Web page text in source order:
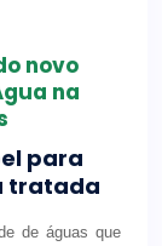
novo
na
para
tratada
de águas que